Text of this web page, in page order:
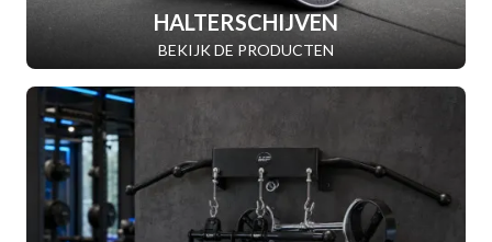
HALTERSCHIJVEN
BEKIJK DE PRODUCTEN